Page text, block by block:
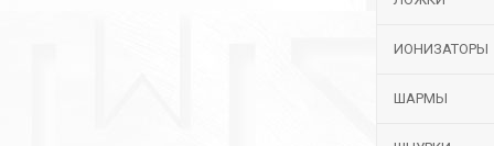
ИОНИЗАТОРЫ
ШАРМЫ